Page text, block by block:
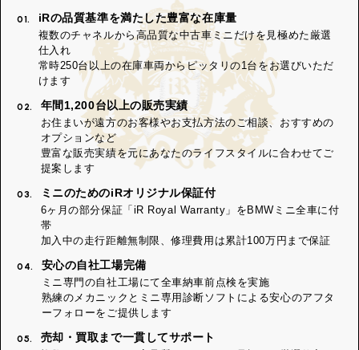
01. iRの品質基準を満たした豊富な在庫量
複数のチャネルから高品質な中古車ミニだけを見極めた厳選
仕入れ
常時250台以上の在庫車両からピッタリの1台をお選びいただ
けます
02. 年間1,200台以上の販売実績
お住まいが遠方のお客様やお支払方法のご相談、おすすめの
オプションなど
豊富な販売実績を元にあなたのライフスタイルに合わせてご
提案します
03. ミニのためのiRオリジナル保証付
6ヶ月の部分保証「iR Royal Warranty」をBMWミニ全車に付
帯
加入中の走行距離無制限、修理費用は累計100万円まで保証
04. 安心の自社工場完備
ミニ専門の自社工場にて全車納車前点検を実施
熟練のメカニックとミニ専用診断ソフトによる安心のアフタ
ーフォローをご提供します
05. 売却・買取まで一貫してサポート